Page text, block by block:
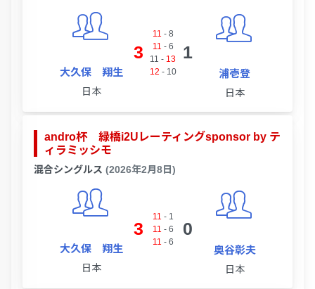
大久保 翔生
日本
3
11 - 8
11 - 6
11 - 13
12 - 10
1
浦壱登
日本
andro杯 緑橋i2Uレーティングsponsor by テ
ィラミッシモ
混合シングルス (2026年2月8日)
大久保 翔生
日本
3
11 - 1
11 - 6
11 - 6
0
奥谷彰夫
日本